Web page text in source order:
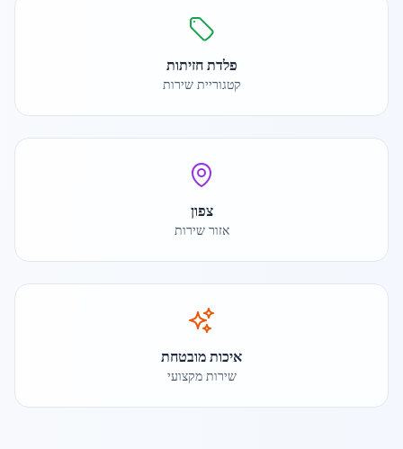
פלדת חזיתות
קטגוריית שירות
צפון
אזור שירות
איכות מובטחת
שירות מקצועי